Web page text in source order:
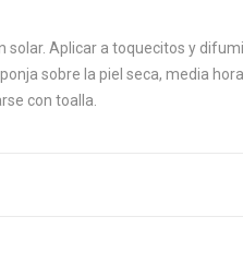
Aplicar a toquecitos y
sobre la piel seca, media
con toalla.